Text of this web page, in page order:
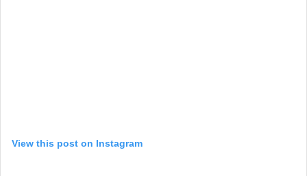
View this post on Instagram